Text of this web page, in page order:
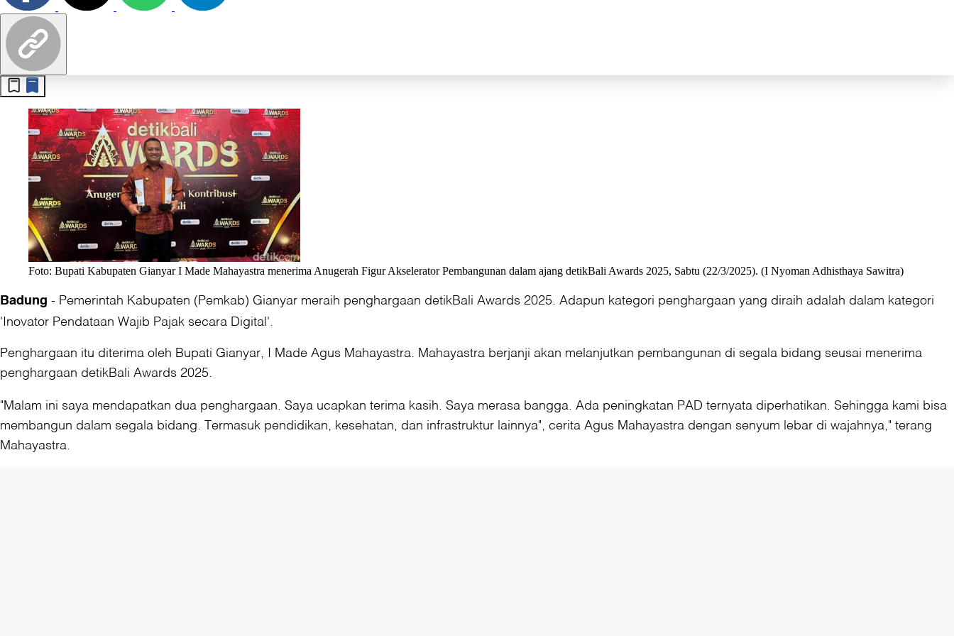
Foto: Bupati Kabupaten Gianyar I Made Mahayastra menerima Anugerah Figur Akselerator Pembangunan dalam ajang detikBali Awards 2025, Sabtu (22/3/2025). (I Nyoman Adhisthaya Sawitra)
Badung - Pemerintah Kabupaten (Pemkab) Gianyar meraih penghargaan detikBali Awards 2025. Adapun kategori penghargaan yang diraih adalah dalam kategori
'Inovator Pendataan Wajib Pajak secara Digital'.
Penghargaan itu diterima oleh Bupati Gianyar, I Made Agus Mahayastra. Mahayastra berjanji akan melanjutkan pembangunan di segala bidang seusai menerima
penghargaan detikBali Awards 2025.
"Malam ini saya mendapatkan dua penghargaan. Saya ucapkan terima kasih. Saya merasa bangga. Ada peningkatan PAD ternyata diperhatikan. Sehingga kami bisa
membangun dalam segala bidang. Termasuk pendidikan, kesehatan, dan infrastruktur lainnya", cerita Agus Mahayastra dengan senyum lebar di wajahnya," terang
Mahayastra.